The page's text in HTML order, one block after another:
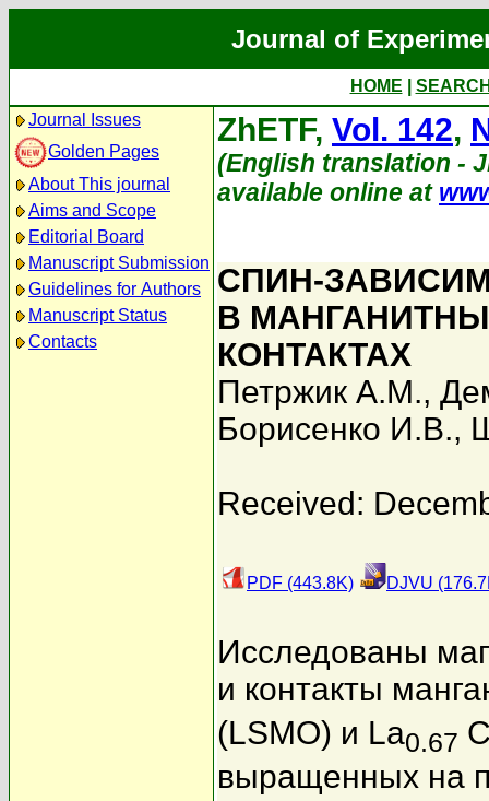
Journal of
HOME
Journal Issues
Golden Pages
About This journal
Aims and Scope
Editorial Board
Manuscript Submission
Guidelines for Authors
Manuscript Status
Contacts
ZhETF, Vol. 142,
(English translation -
available online at
СПИН-
В
КОНТАКТАХ
Петржик А.М.,
Борисенко И.В.,
Received:
PDF (443.8K) DJVU
Исследованы
и контакты
(LSMO) и La0.67
выращенных на